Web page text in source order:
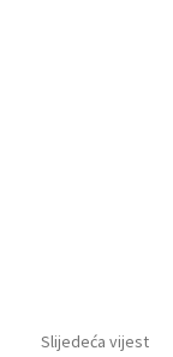
Slijedeća vijest